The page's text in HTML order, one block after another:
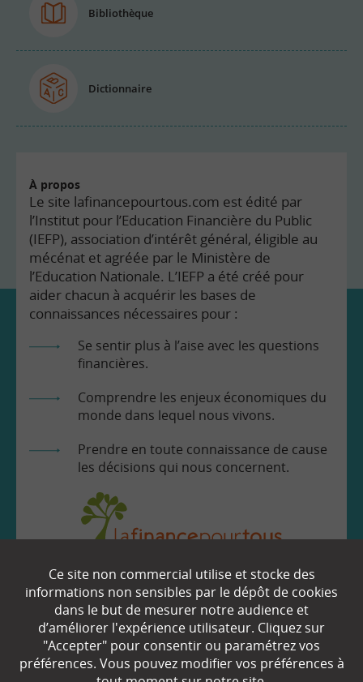
Bibliothèque
Dictionnaire
À propos
Le site lafinancepourtous.com est édité par
l’Institut pour l’Education Financière du Public
(IEFP), association d’intérêt général, éligible au
mécénat et agréée par le Ministère de
l’Education Nationale. L’IEFP a été créé pour
aider chacun à acquérir les bases de
connaissances nécessaires pour :
Se sentir plus à l’aise avec les questions
financières.
Comprendre les enjeux économiques du
monde dans lequel nous vivons.
Prendre en toute connaissance de cause
les décisions qui nous concernent.
EN SAVOIR
Qui sommes-nous ?
Partenaires
Ce site non commercial utilise et stocke des
informations non sensibles par le dépôt de cookies
dans le but de mesurer notre audience et
d’améliorer l'expérience utilisateur. Cliquez sur
"Accepter" pour consentir ou paramétrez vos
préférences. Vous pouvez modifier vos préférences à